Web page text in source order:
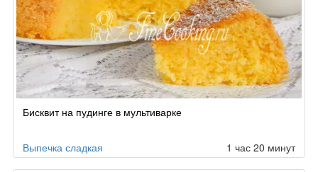
Бисквит на пудинге в мультиварке
Выпечка сладкая 1 час 20 минут